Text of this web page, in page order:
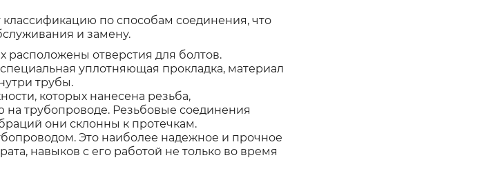
по способам соединения, что
и замену.
расположены отверстия для болтов.
уплотняющая прокладка, материал
трубы.
которых нанесена резьба,
трубопроводе. Резьбовые соединения
они склонны к протечкам.
Это наиболее надежное и прочное
навыков с его работой не только во время